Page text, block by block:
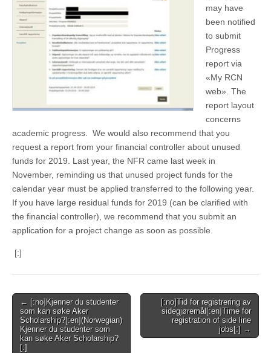
may have
been notified
to submit
Progress
report via
«My RCN
web». The
report layout
concerns
academic progress. We would also recommend that you
request a report from your financial controller about unused
funds for 2019. Last year, the NFR came last week in
November, reminding us that unused project funds for the
calendar year must be applied transferred to the following year.
If you have large residual funds for 2019 (can be clarified with
the financial controller), we recommend that you submit an
application for a project change as soon as possible.
[:]
Post
navigation
← [:no]Kjenner du studenter
som kan søke Aker
Scholarship?[:en](Norwegian)
Kjenner du studenter som
kan søke Aker Scholarship?
[:]
[:no]Tid for registrering av
sidegjøremål[:en]Time for
registration of side line
jobs[:] →